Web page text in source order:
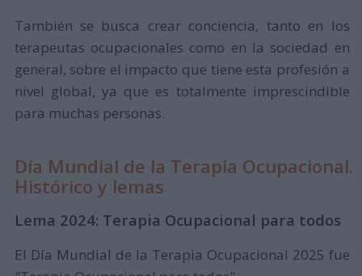
También se busca crear conciencia, tanto en los
terapeutas ocupacionales como en la sociedad en
general, sobre el impacto que tiene esta profesión a
nivel global, ya que es totalmente imprescindible
para muchas personas.
Día Mundial de la Terapia Ocupacional.
Histórico y lemas
Lema 2024: Terapia Ocupacional para todos
El Día Mundial de la Terapia Ocupacional 2025 fue